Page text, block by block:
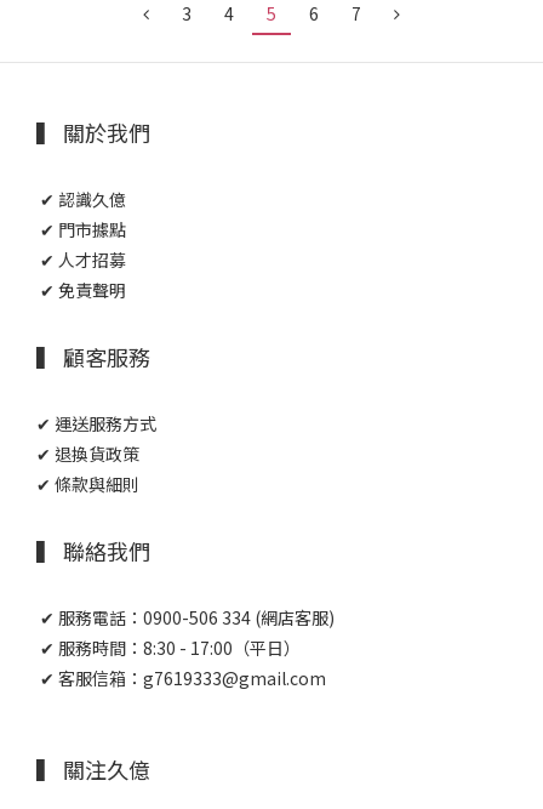
3 4 5 6 7
▍ 關於我們
✔ 認識久億
✔ 門市據點
✔ 人才招募
✔ 免責聲明
▍ 顧客服務
✔ 運送服務方式
✔ 退換貨政策
✔ 條款與細則
▍ 聯絡我們
✔ 服務電話：0900-506 334 (網店客服)
✔ 服務時間：8:30 - 17:00（平日）
✔ 客服信箱：g7619333@gmail.com
▍ 關注久億